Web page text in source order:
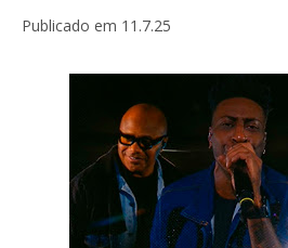
Publicado em 11.7.25